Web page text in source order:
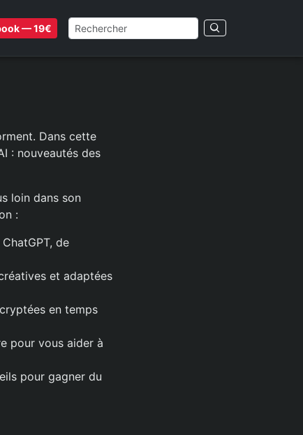
— 19€
Dans cette
: nouveautés des
loin dans son
:
de
et adaptées
en temps
pour vous aider à
pour gagner du